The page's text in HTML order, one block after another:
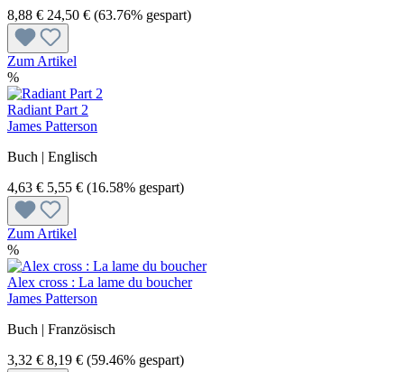
8,88 € 24,50 € (63.76% gespart)
Zum Artikel
%
Radiant Part 2
James Patterson
Buch | Englisch
4,63 € 5,55 € (16.58% gespart)
Zum Artikel
%
Alex cross : La lame du boucher
James Patterson
Buch | Französisch
3,32 € 8,19 € (59.46% gespart)